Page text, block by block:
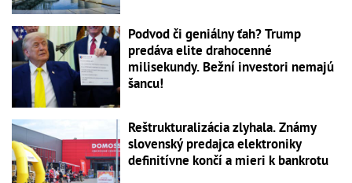
Podvod či geniálny ťah? Trump
predáva elite drahocenné
milisekundy. Bežní investori nemajú
šancu!
Reštrukturalizácia zlyhala. Známy
slovenský predajca elektroniky
definitívne končí a mieri k bankrotu